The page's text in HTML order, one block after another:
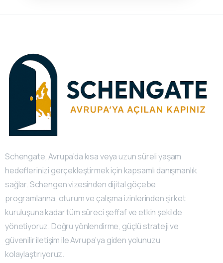
Schengate, Avrupa’da kısa veya uzun süreli yaşam
hedeflerinizi gerçekleştirmek için kapsamlı danışmanlık
sağlar. Schengen vizesinden dijital göçebe
programlarına, oturum ve çalışma izinlerinden şirket
kuruluşuna kadar tüm süreci şeffaf ve etkin şekilde
yönetiyoruz. Doğru yönlendirme, güçlü strateji ve
güvenilir iletişim ile Avrupa’ya giden yolunuzu
kolaylaştırıyoruz.